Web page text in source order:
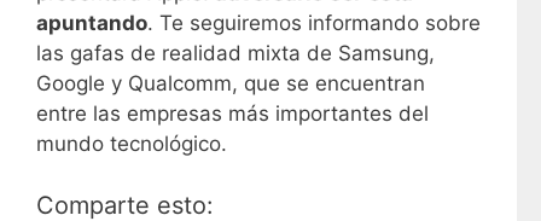
apuntando. Te seguiremos informando sobre
las gafas de realidad mixta de Samsung,
Google y Qualcomm, que se encuentran
entre las empresas más importantes del
mundo tecnológico.
Comparte esto: